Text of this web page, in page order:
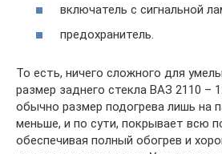
включатель с сигнальной
предохранитель.
То есть, ничего сложного для
размер заднего стекла ВАЗ 2110 –
обычно размер подогрева лишь на
меньше, и по сути, покрывает всю
обеспечивая полный обогрев и